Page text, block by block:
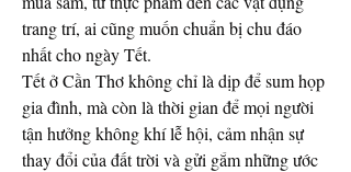
trang trí, ai cũng muốn chuẩn bị chu đáo
nhất cho ngày Tết.
Tết ở Cần Thơ không chỉ là dịp để sum họp
gia đình, mà còn là thời gian để mọi người
tận hưởng không khí lễ hội, cảm nhận sự
thay đổi của đất trời và gửi gắm những ước